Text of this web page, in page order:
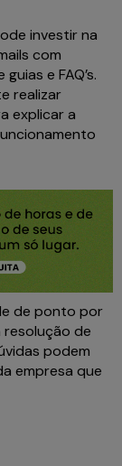
investir na
com
e FAQ’s.
realizar
explicar a
de ponto por
de
podem
empresa que